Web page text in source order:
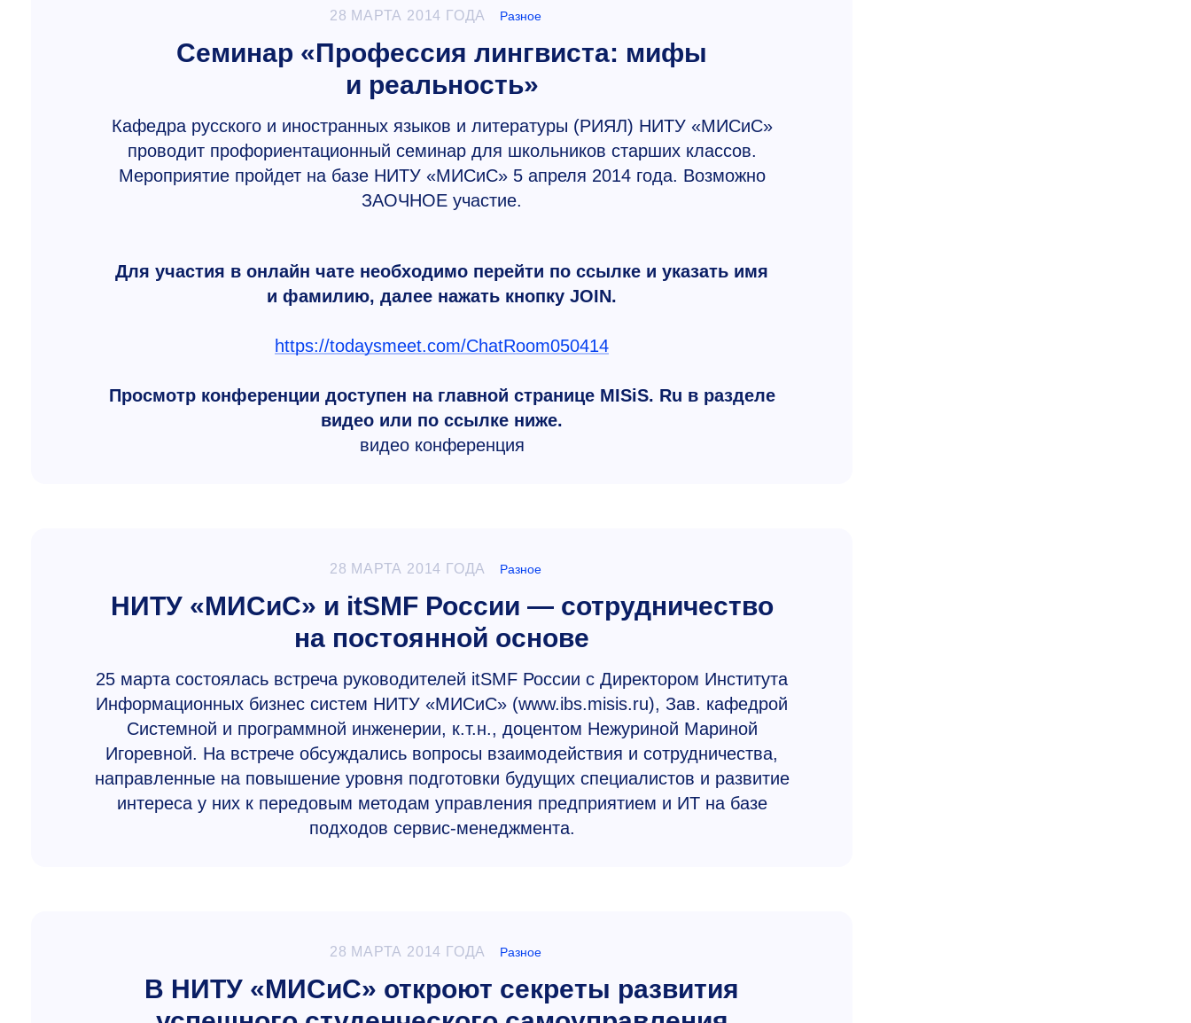
28 МАРТА 2014 ГОДА Разное
Семинар «Профессия лингвиста: мифы
и реальность»
Кафедра русского и иностранных языков и литературы (РИЯЛ) НИТУ «МИСиС»
проводит профориентационный семинар для школьников старших классов.
Мероприятие пройдет на базе НИТУ «МИСиС» 5 апреля 2014 года. Возможно
ЗАОЧНОЕ участие.
Для участия в онлайн чате необходимо перейти по ссылке и указать имя
и фамилию, далее нажать кнопку JOIN.
https://todaysmeet.com/ChatRoom050414
Просмотр конференции доступен на главной странице MISiS. Ru в разделе
видео или по ссылке ниже.
видео конференция
28 МАРТА 2014 ГОДА Разное
НИТУ «МИСиС» и itSMF России — сотрудничество
на постоянной основе
25 марта состоялась встреча руководителей itSMF России с Директором Института
Информационных бизнес систем НИТУ «МИСиС» (www.ibs.misis.ru), Зав. кафедрой
Системной и программной инженерии, к.т.н., доцентом Нежуриной Мариной
Игоревной. На встрече обсуждались вопросы взаимодействия и сотрудничества,
направленные на повышение уровня подготовки будущих специалистов и развитие
интереса у них к передовым методам управления предприятием и ИТ на базе
подходов сервис-менеджмента.
28 МАРТА 2014 ГОДА Разное
В НИТУ «МИСиС» откроют секреты развития